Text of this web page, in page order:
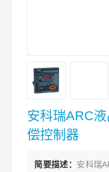
安科瑞ARC
偿控制器
简要描述： 安科瑞